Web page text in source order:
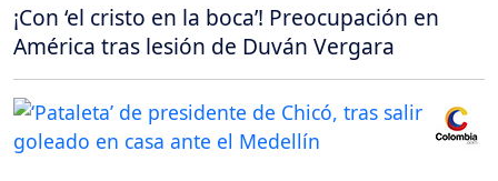
¡Con ‘el cristo en la boca’! Preocupación en
América tras lesión de Duván Vergara